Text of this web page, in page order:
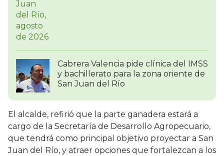
Cabrera Valencia pide clínica del IMSS
y bachillerato para la zona oriente de
San Juan del Río
El alcalde, refirió que la parte ganadera estará a
cargo de la Secretaría de Desarrollo Agropecuario,
que tendrá como principal objetivo proyectar a San
Juan del Río, y atraer opciones que fortalezcan a los